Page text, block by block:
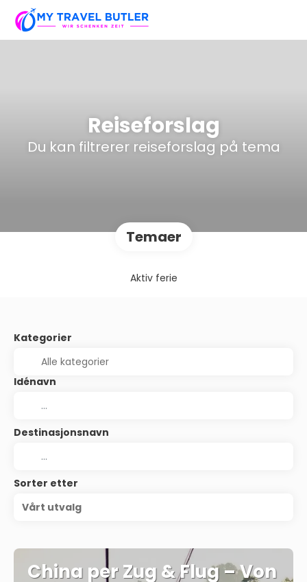
Reiseforslag
Du kan filtrerer reiseforslag på tema
Temaer
Aktiv ferie
Kategorier
Idénavn
Destinasjonsnavn
Sorter etter
Vårt utvalg
China per Zug & Flug – Von